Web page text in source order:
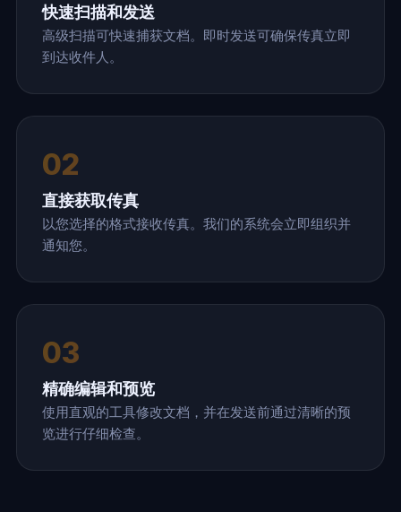
快速扫描和发送
高级扫描可快速捕获文档。即时发送可确保传真立即
到达收件人。
02
直接获取传真
以您选择的格式接收传真。我们的系统会立即组织并
通知您。
03
精确编辑和预览
使用直观的工具修改文档，并在发送前通过清晰的预
览进行仔细检查。